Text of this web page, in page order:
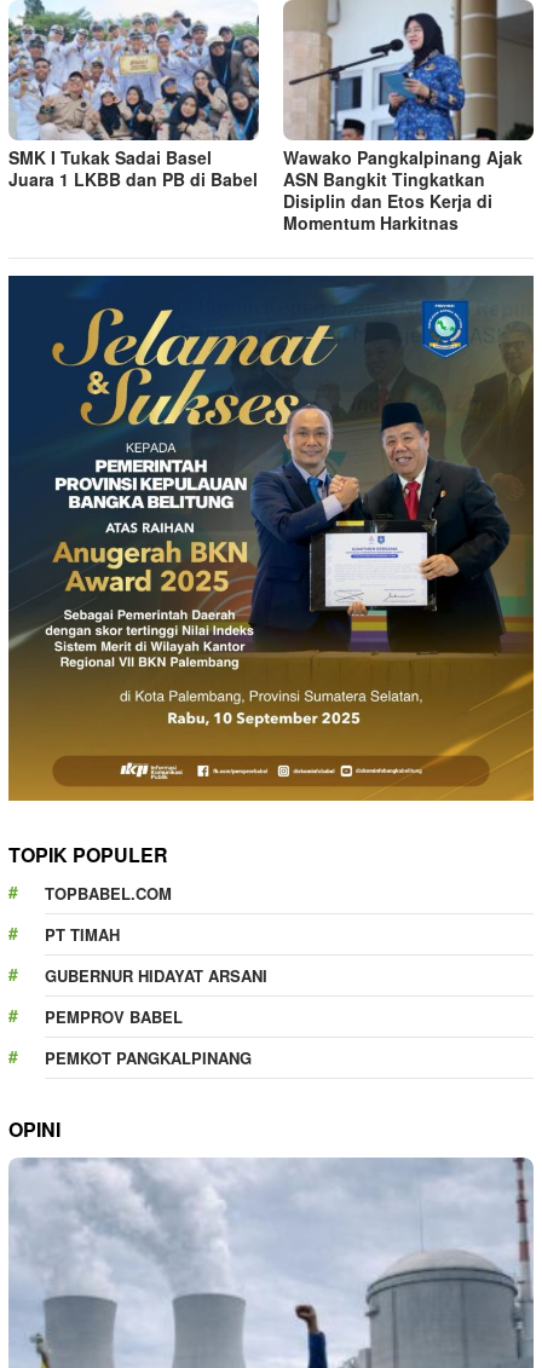
SMK I Tukak Sadai Basel
Juara 1 LKBB dan PB di Babel
Wawako Pangkalpinang Ajak
ASN Bangkit Tingkatkan
Disiplin dan Etos Kerja di
Momentum Harkitnas
TOPIK POPULER
TOPBABEL.COM
PT TIMAH
GUBERNUR HIDAYAT ARSANI
PEMPROV BABEL
PEMKOT PANGKALPINANG
OPINI